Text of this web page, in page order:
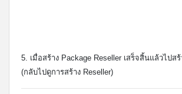
5. เมื่อสร้าง Package Reseller เสร็จสิ้นแล้วไปส
(กลับไปดูการสร้าง Reseller)